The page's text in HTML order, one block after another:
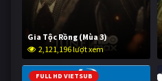
Gia Tộc Rồng (Mùa 3)
2,121,196 lượt xem
FULL HD VIETSUB